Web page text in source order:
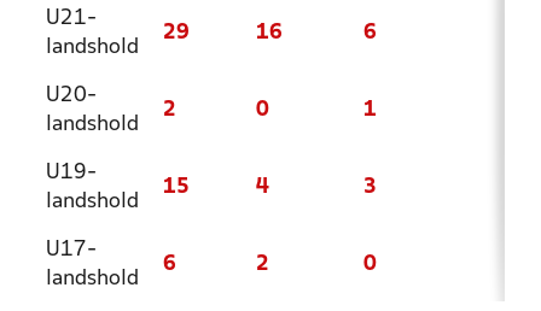
U21-
landshold
29 16 6
U20-
landshold
2 0 1
U19-
landshold
15 4 3
U17-
landshold
6 2 0